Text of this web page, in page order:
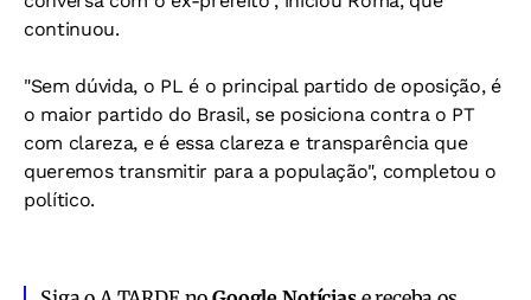
continuou.
"Sem dúvida, o PL é o principal partido de oposição, é
o maior partido do Brasil, se posiciona contra o PT
com clareza, e é essa clareza e transparência que
queremos transmitir para a população", completou o
político.